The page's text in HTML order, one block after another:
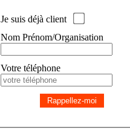
Je suis déjà client
Nom Prénom/Organisation
Votre téléphone